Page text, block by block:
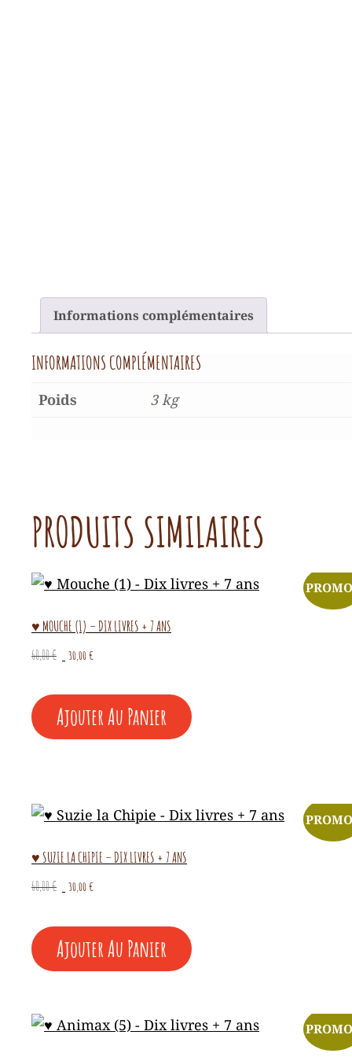
Informations complémentaires
INFORMATIONS COMPLÉMENTAIRES
Poids 3 kg
PRODUITS SIMILAIRES
♥ MOUCHE (1) – DIX LIVRES + 7 ANS
60,00€
Le
était :
60,00 €.
30,00€
est :
30,00 €.
Ajouter Au Panier
♥ SUZIE LA CHIPIE – DIX LIVRES + 7 ANS
60,00€
Le
était :
60,00 €.
30,00€
est :
30,00 €.
Ajouter Au Panier